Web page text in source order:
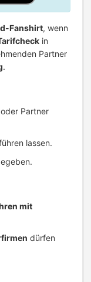
Fanshirt, wenn
in
Partner
.
oder Partner
lassen.
mit
dürfen